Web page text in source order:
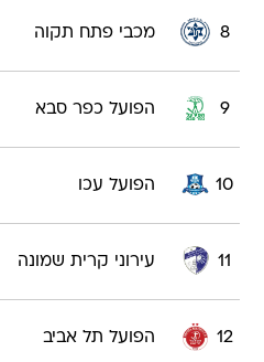
8 מכבי פתח תקוה
9 הפועל כפר סבא
10 הפועל עכו
11 עירוני קרית שמונה
12 הפועל תל אביב